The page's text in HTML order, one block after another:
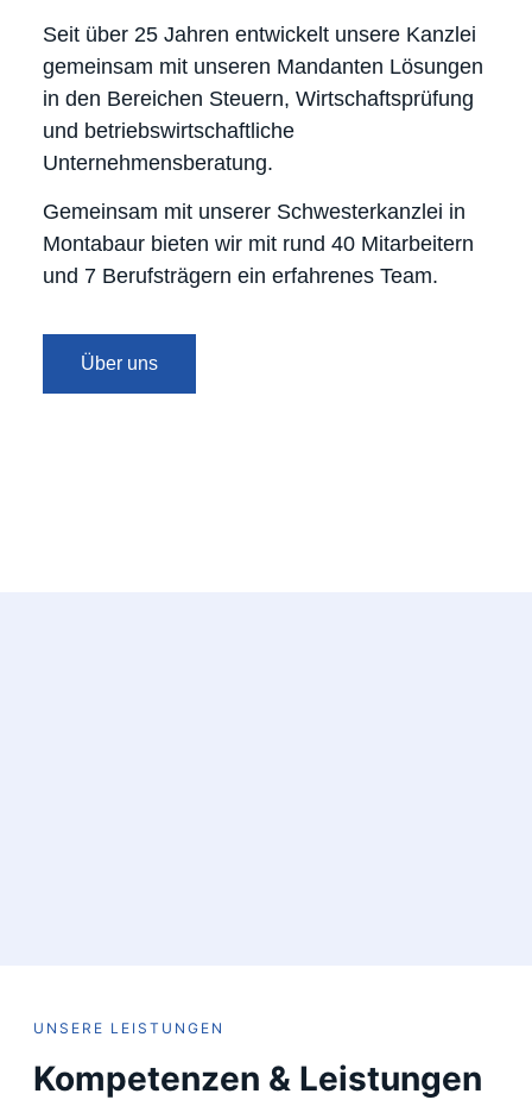
Seit über 25 Jahren entwickelt unsere Kanzlei
gemeinsam mit unseren Mandanten Lösungen
in den Bereichen Steuern, Wirtschaftsprüfung
und betriebswirtschaftliche
Unternehmensberatung.
Gemeinsam mit unserer Schwesterkanzlei in
Montabaur bieten wir mit rund 40 Mitarbeitern
und 7 Berufsträgern ein erfahrenes Team.
Über uns
UNSERE LEISTUNGEN
Kompetenzen & Leistungen